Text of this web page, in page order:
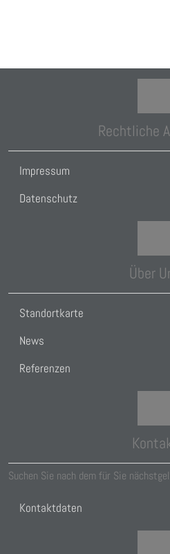
Rechtliche
Impressum
Datenschutz
Über
Standortkarte
News
Referenzen
Suchen Sie nach dem für Sie
Kontaktdaten